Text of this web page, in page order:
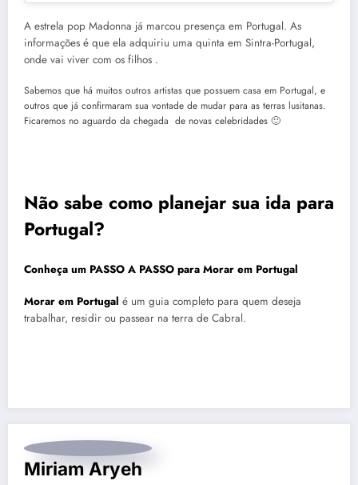
A estrela pop Madonna já marcou presença em Portugal. As
informações é que ela adquiriu uma quinta em Sintra-Portugal,
onde vai viver com os filhos .
Sabemos que há muitos outros artistas que possuem casa em Portugal, e
outros que já confirmaram sua vontade de mudar para as terras lusitanas.
Ficaremos no aguardo da chegada de novas celebridades 🙂
Não sabe como planejar sua ida para
Portugal?
Conheça um PASSO A PASSO para Morar em Portugal
Morar em Portugal é um guia completo para quem deseja
trabalhar, residir ou passear na terra de Cabral.
Miriam Aryeh